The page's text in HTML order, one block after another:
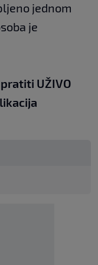
jednom
je
UŽIVO